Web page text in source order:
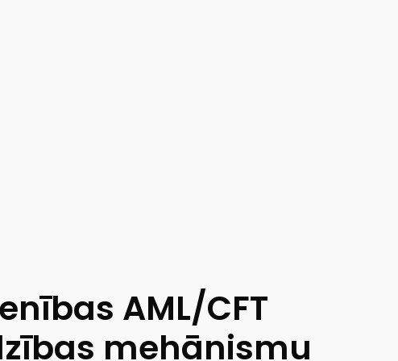
AML/CFT
mehānismu